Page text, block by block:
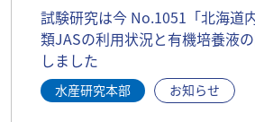
試験研究は今 No.1051「北海道
類JASの利用状況と有機培養液
しました
水産研究本部 お知らせ